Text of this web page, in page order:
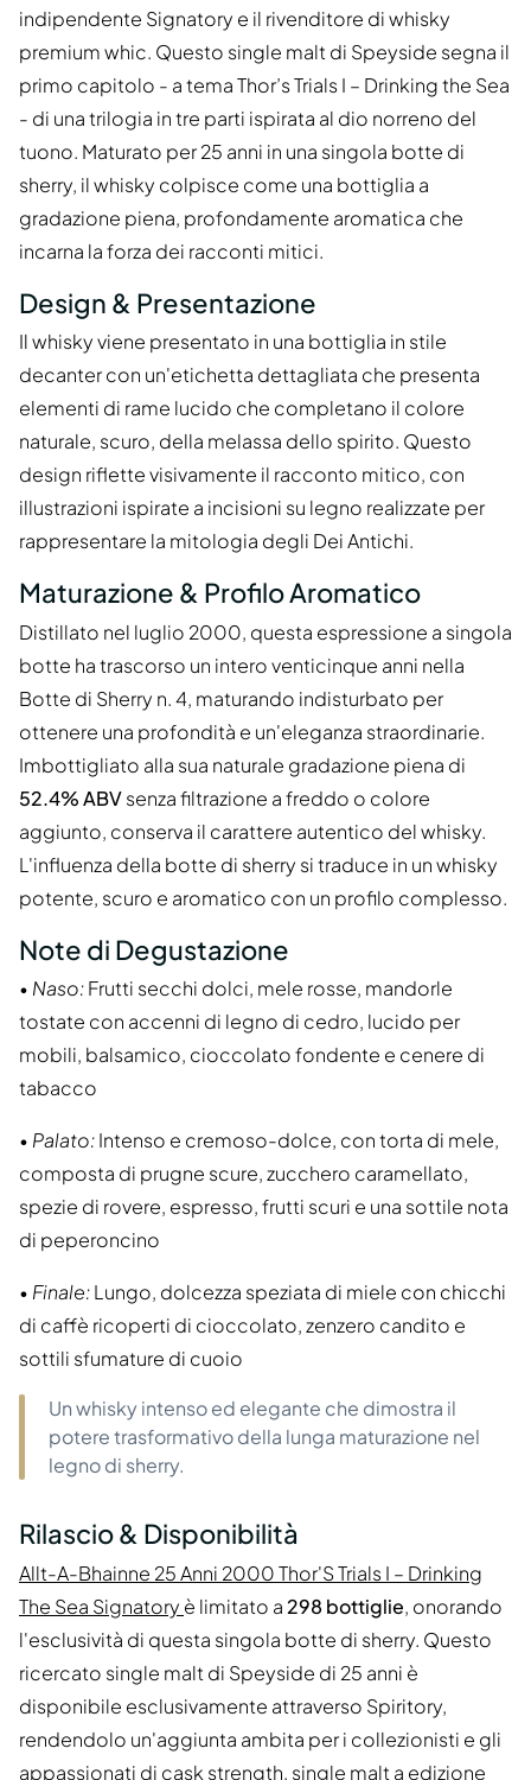
indipendente Signatory e il rivenditore di whisky
premium whic. Questo single malt di Speyside segna il
primo capitolo - a tema Thor’s Trials I – Drinking the Sea
- di una trilogia in tre parti ispirata al dio norreno del
tuono. Maturato per 25 anni in una singola botte di
sherry, il whisky colpisce come una bottiglia a
gradazione piena, profondamente aromatica che
incarna la forza dei racconti mitici.
Design & Presentazione
Il whisky viene presentato in una bottiglia in stile
decanter con un'etichetta dettagliata che presenta
elementi di rame lucido che completano il colore
naturale, scuro, della melassa dello spirito. Questo
design riflette visivamente il racconto mitico, con
illustrazioni ispirate a incisioni su legno realizzate per
rappresentare la mitologia degli Dei Antichi.
Maturazione & Profilo Aromatico
Distillato nel luglio 2000, questa espressione a singola
botte ha trascorso un intero venticinque anni nella
Botte di Sherry n. 4, maturando indisturbato per
ottenere una profondità e un'eleganza straordinarie.
Imbottigliato alla sua naturale gradazione piena di
52.4% ABVsenza filtrazione a freddo o colore
aggiunto, conserva il carattere autentico del whisky.
L'influenza della botte di sherry si traduce in un whisky
potente, scuro e aromatico con un profilo complesso.
Note di Degustazione
• Naso:Frutti secchi dolci, mele rosse, mandorle
tostate con accenni di legno di cedro, lucido per
mobili, balsamico, cioccolato fondente e cenere di
tabacco
• Palato:Intenso e cremoso-dolce, con torta di mele,
composta di prugne scure, zucchero caramellato,
spezie di rovere, espresso, frutti scuri e una sottile nota
di peperoncino
• Finale:Lungo, dolcezza speziata di miele con chicchi
di caffè ricoperti di cioccolato, zenzero candito e
sottili sfumature di cuoio
Un whisky intenso ed elegante che dimostra il
potere trasformativo della lunga maturazione nel
legno di sherry.
Rilascio & Disponibilità
Allt-A-Bhainne 25 Anni 2000 Thor'S Trials I – Drinking
The Sea Signatory è limitato a 298 bottiglie, onorando
l'esclusività di questa singola botte di sherry. Questo
ricercato single malt di Speyside di 25 anni è
disponibile esclusivamente attraverso Spiritory,
rendendolo un'aggiunta ambita per i collezionisti e gli
appassionati di cask strength, single malt a edizione